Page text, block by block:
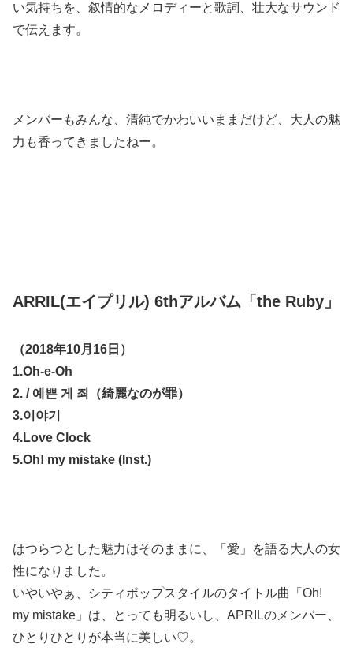
い気持ちを、叙情的なメロディーと歌詞、壮大なサウンド
で伝えます。
メンバーもみんな、清純でかわいいままだけど、大人の魅
力も香ってきましたねー。
ARRIL(エイプリル) 6thアルバム「the Ruby」
（2018年10月16日）
1.Oh-e-Oh
2. / 예쁜 게 죄（綺麗なのが罪）
3.이야기
4.Love Clock
5.Oh! my mistake (Inst.)
はつらつとした魅力はそのままに、「愛」を語る大人の女
性になりました。
いやいやぁ、シティポップスタイルのタイトル曲「Oh!
my mistake」は、とっても明るいし、APRILのメンバー、
ひとりひとりが本当に美しい♡。